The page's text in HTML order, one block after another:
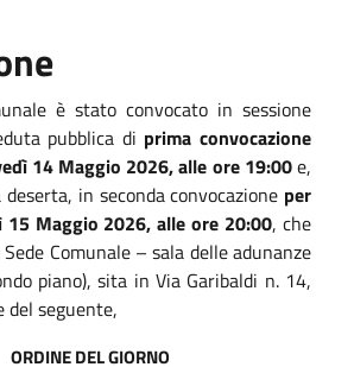
è stato convocato in sessione
pubblica di prima convocazione
14 Maggio 2026, alle ore 19:00e,
in seconda convocazione per
Maggio 2026, alle ore 20:00, che
Comunale – sala delle adunanze
piano), sita in Via Garibaldi n. 14,
seguente,
ORDINE DEL GIORNO